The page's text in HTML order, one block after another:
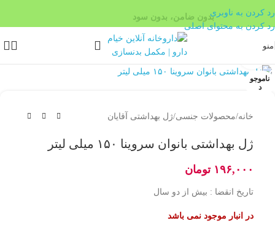
رد کردن به ناوبری
رد کردن به محتوای اصلی
منو
ناموجو
د
بزرگنمایی تصویر
خانه/محصولات جنسی/ژل بهداشتی آقایان
ژل بهداشتی بانوان سروینا ۱۵۰ میلی لیتر
۱۹۶,۰۰۰ تومان
تاریخ انقضا : بیش از دو سال
در انبار موجود نمی باشد